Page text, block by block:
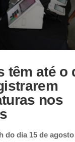
têm até o
nos
do dia 15 de